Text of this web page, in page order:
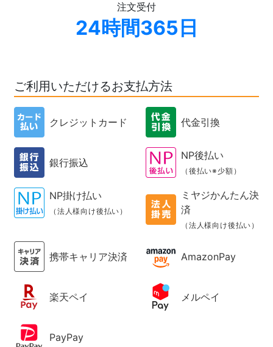
注文受付
24時間365日
ご利用いただけるお支払方法
クレジットカード 代金引換
銀行振込
NP後払い
（後払い※少額）
NP掛け払い
（法人様向け後払い）
ミヤジかんたん決
済
（法人様向け後払い）
携帯キャリア決済 AmazonPay
楽天ペイ メルペイ
PayPay